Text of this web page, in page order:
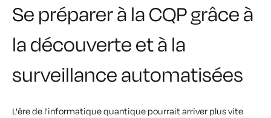
Se préparer à la CQP grâce à
la découverte et à la
surveillance automatisées
L'ère de l'informatique quantique pourrait arriver plus vite